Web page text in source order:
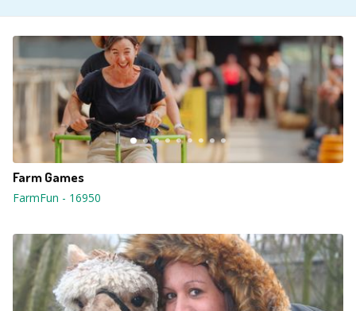
Farm Games
FarmFun - 16950